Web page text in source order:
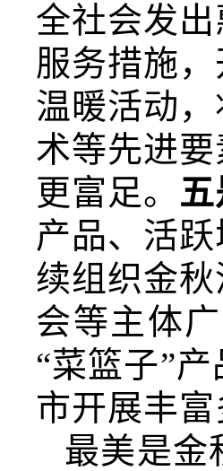
全社会发
服务措施
温暖活动
术等先进
更富足。
产品、活
续组织金
会等主体
“菜篮子”
市开展丰
最美是金